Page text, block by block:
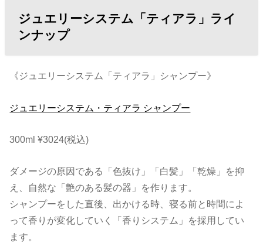
ジュエリーシステム「ティアラ」ライ
ンナップ
《ジュエリーシステム「ティアラ」シャンプー》
ジュエリーシステム・ティアラ シャンプー
300ml ¥3024(税込)
ダメージの原因である「色抜け」「白髪」「乾燥」を抑
え、自然な「艶のある髪の器」を作ります。
シャンプーをした直後、出かける時、寝る前と時間によ
って香りが変化していく「香りシステム」を採用してい
ます。